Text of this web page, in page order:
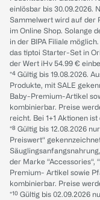
einlösbar bis 30.09.2026.
Sammelwert wird auf der
im Online Shop. Solange
in der BIPA Filiale
das tiptoi Starter-Set in
der Wert iHv 54.99 €
*⁴ Gültig bis 19.08.2026.
Produkte, mit SALE
Baby-Premium-Artikel
kombinierbar. Preise
reicht. Bei 1+1 Aktionen
*⁸ Gültig bis 12.08.2026
Preiswert“
der Marke “Accessories“,
Premium- Artikel sowie
kombinierbar. Preise
*¹⁰ Gültig bis 02.09.2026